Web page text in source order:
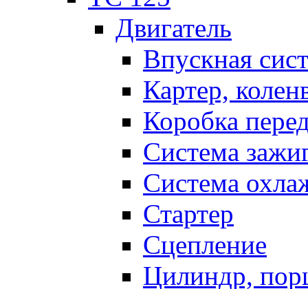
Двигатель
Впускная
Картер,
Коробка
Система
Система
Стартер
Сцепление
Цилиндр,